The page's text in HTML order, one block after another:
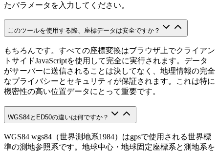
たパラメータを入力してください。
このツールを使用する際、座標データは安全ですか？
もちろんです。すべての座標変換はブラウザ上でクライアン
トサイドJavaScriptを使用して完全に実行されます。データ
がサーバーに送信されることは決してなく、地理情報の完全
なプライバシーとセキュリティが保証されます。これは特に
機密性の高い位置データにとって重要です。
WGS84とED50の違いは何ですか？
WGS84 wgs84（世界測地系1984）はgpsで使用される世界標
準の測地参照系です。地球中心・地球固定座標系と測地系を